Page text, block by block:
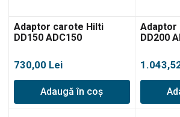
Adaptor carote Hilti
DD150 ADC150
730,00 Lei
Adaugă în coș
Adaptor
DD200